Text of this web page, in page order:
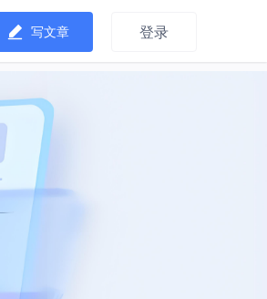
写文章 登录